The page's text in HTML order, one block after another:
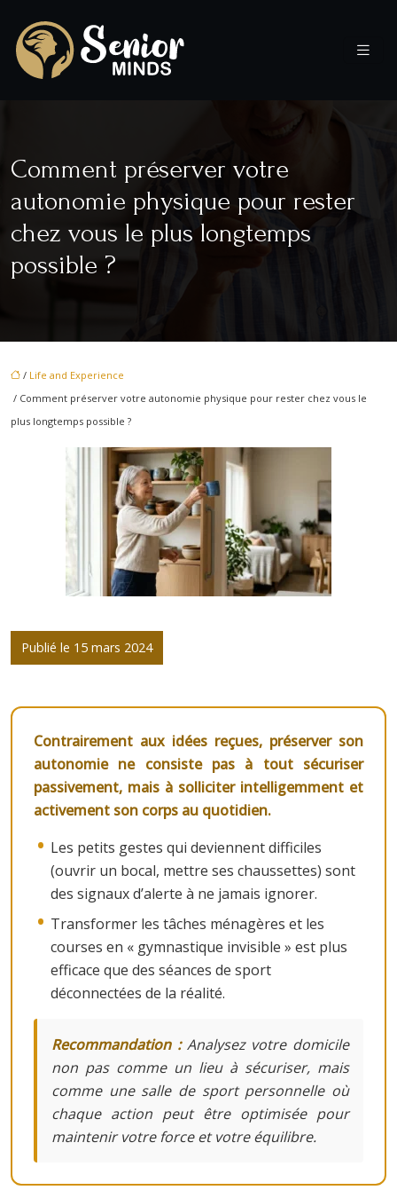
Comment préserver votre
autonomie physique pour rester
chez vous le plus longtemps
possible ?
/ Life and Experience
/ Comment préserver votre autonomie physique pour rester chez vous le
plus longtemps possible ?
Publié le 15 mars 2024
Contrairement aux idées reçues, préserver son
autonomie ne consiste pas à tout sécuriser
passivement, mais à solliciter intelligemment et
activement son corps au quotidien.
Les petits gestes qui deviennent difficiles
(ouvrir un bocal, mettre ses chaussettes) sont
des signaux d’alerte à ne jamais ignorer.
Transformer les tâches ménagères et les
courses en « gymnastique invisible » est plus
efficace que des séances de sport
déconnectées de la réalité.
Recommandation :Analysez votre domicile
non pas comme un lieu à sécuriser, mais
comme une salle de sport personnelle où
chaque action peut être optimisée pour
maintenir votre force et votre équilibre.